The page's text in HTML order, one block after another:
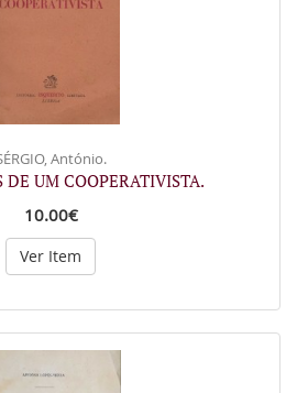
António.
DE UM COOPERATIVISTA.
10.00€
Ver Item